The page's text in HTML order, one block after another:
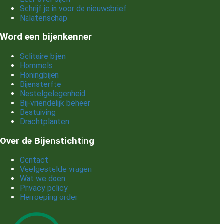
biodiversiteit, natuurinclusief tuinieren en het
belang van bestuivers voor onze
voedselvoorziening en ecosystemen. Daarnaast
verzorgt hij regelmatig lezingen, workshops en
excursies over bijen en natuurbeleving.Met zijn
blogs wil Jaap mensen inspireren om bewuster om
te gaan met natuur en zelf bij te dragen aan een
bijvriendelijke leefomgeving.
Schrijf je in voor de nieuwsbrief
Nalatenschap
Word een bijenkenner
Solitaire bijen
Hommels
Honingbijen
Bijensterfte
Nestelgelegenheid
Bij-vriendelijk beheer
Bestuiving
Drachtplanten
Over de Bijenstichting
Contact
Veelgestelde vragen
Wat we doen
Privacy policy
Herroeping order